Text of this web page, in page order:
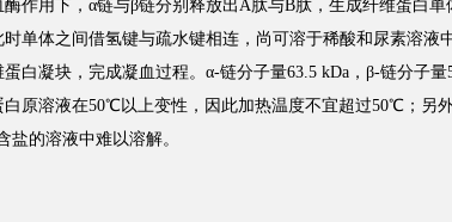
作用下，α链与β链分别释放出A肽与B肽，生成纤维蛋白
单体之间借氢键与疏水键相连，尚可溶于稀酸和尿素溶
白凝块，完成凝血过程。α-链分子量63.5 kDa，β-链分子量
白原溶液在50℃以上变性，因此加热温度不宜超过50℃；另
的溶液中难以溶解。